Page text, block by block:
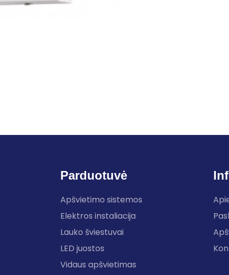
Parduotuvė
Apšvietimo sistemos
Elektros instaliacija
Lauko šviestuvai
LED juostos
Vidaus apšvietimas